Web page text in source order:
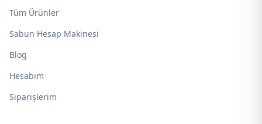
Tüm Ürünler
Sabun Hesap Makinesi
Blog
Hesabım
Siparişlerim